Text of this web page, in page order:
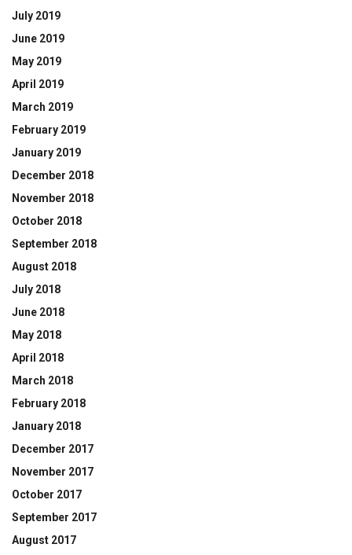
July 2019
June 2019
May 2019
April 2019
March 2019
February 2019
January 2019
December 2018
November 2018
October 2018
September 2018
August 2018
July 2018
June 2018
May 2018
April 2018
March 2018
February 2018
January 2018
December 2017
November 2017
October 2017
September 2017
August 2017